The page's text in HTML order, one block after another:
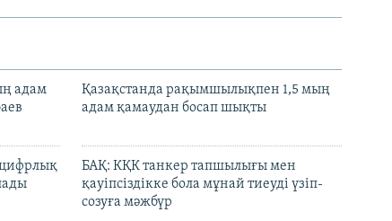
адам
Қазақстанда рақымшылықпен 1,5 мың
адам қамаудан босап шықты
БАҚ: КҚК танкер тапшылығы мен
қауіпсіздікке бола мұнай тиеуді үзіп-
созуға мәжбүр